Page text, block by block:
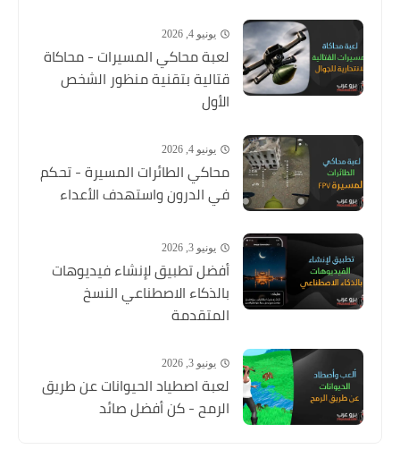
يونيو 4, 2026
لعبة محاكي المسيرات - محاكاة
قتالية بتقنية منظور الشخص
الأول
يونيو 4, 2026
محاكي الطائرات المسيرة - تحكم
في الدرون واستهدف الأعداء
يونيو 3, 2026
أفضل تطبيق لإنشاء فيديوهات
بالذكاء الاصطناعي النسخ
المتقدمة
يونيو 3, 2026
لعبة اصطياد الحيوانات عن طريق
الرمح - كن أفضل صائد